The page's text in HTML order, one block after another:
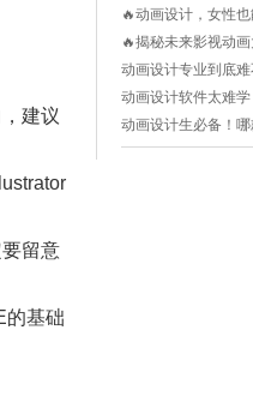
建议
留意
的基础
作品有哪些？如何提
作水平？
🔥动画设计，女性也
爆创意火花！👩‍🎨
🔥揭秘未来影视动
的秘密武器！学费清
晓🔍
动画设计专业到底难
难？小白如何快速入
阶大神？
动画设计软件太难
没有适合小白的入门
课程推荐？
动画设计生必备！
记本电脑最适合动